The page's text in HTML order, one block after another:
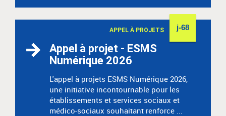
Appel à projet - ESMS
Numérique 2026
APPEL À PROJETS j-68
L'appel à projets ESMS Numérique 2026,
une initiative incontournable pour les
établissements et services sociaux et
médico-sociaux souhaitant renforce ...